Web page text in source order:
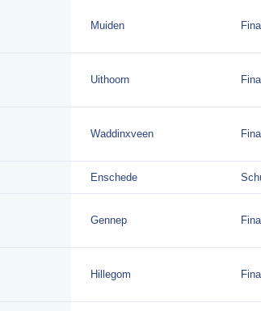
Muiden
Uithoorn
Waddinxveen
Enschede
Gennep
Hillegom